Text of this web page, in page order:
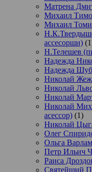
Матрена
Михаил
Михаил
ассесорши)
Н.Телешев
Надежда
Надежда
Николай
Николай
Николай
Николай
асессор) (1)
Николай
Олег
Ольга
Петр Ильич
Раиса
Святейший